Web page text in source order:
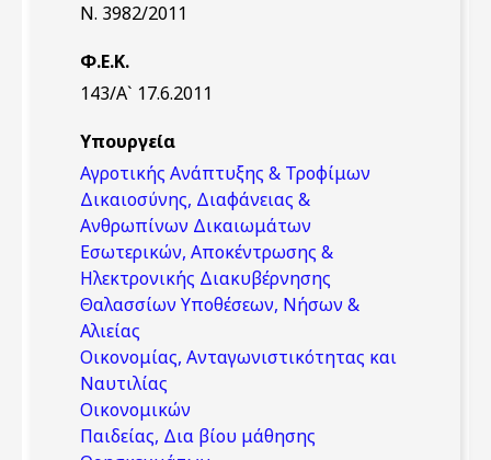
Ν. 3982/2011
Φ.Ε.Κ.
143/Α` 17.6.2011
Υπουργεία
Αγροτικής Ανάπτυξης & Τροφίμων
Δικαιοσύνης, Διαφάνειας &
Ανθρωπίνων Δικαιωμάτων
Εσωτερικών, Αποκέντρωσης &
Ηλεκτρονικής Διακυβέρνησης
Θαλασσίων Υποθέσεων, Νήσων &
Αλιείας
Οικονομίας, Ανταγωνιστικότητας και
Ναυτιλίας
Οικονομικών
Παιδείας, Δια βίου μάθησης